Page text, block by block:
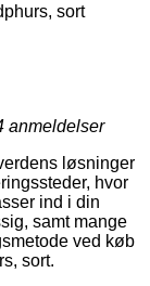
sort
anmeldelser
løsninger
hvor
ind i din
samt mange
ved køb
sort.